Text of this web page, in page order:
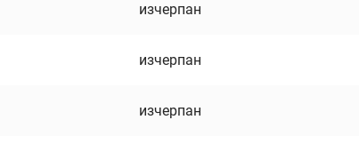
изчерпан
изчерпан
изчерпан